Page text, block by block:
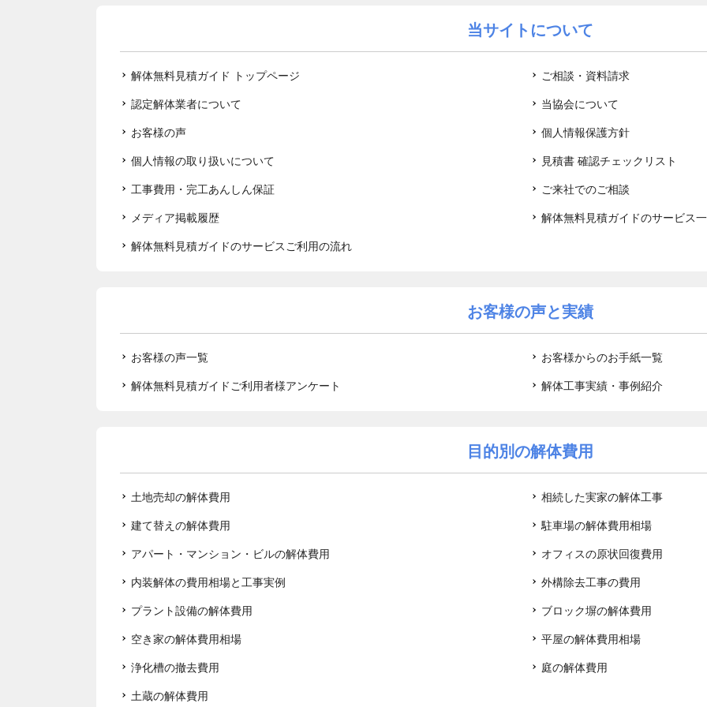
当サイトについて
解体無料見積ガイド トップページ ご相談・資料請求
認定解体業者について 当協会について
お客様の声 個人情報保護方針
個人情報の取り扱いについて 見積書 確認チェックリスト
工事費用・完工あんしん保証 ご来社でのご相談
メディア掲載履歴 解体無料見積ガイドのサービス
解体無料見積ガイドのサービスご利用の流れ
お客様の声と実績
お客様の声一覧 お客様からのお手紙一覧
解体無料見積ガイドご利用者様アンケート 解体工事実績・事例紹介
目的別の解体費用
土地売却の解体費用 相続した実家の解体工事
建て替えの解体費用 駐車場の解体費用相場
アパート・マンション・ビルの解体費用 オフィスの原状回復費用
内装解体の費用相場と工事実例 外構除去工事の費用
プラント設備の解体費用 ブロック塀の解体費用
空き家の解体費用相場 平屋の解体費用相場
浄化槽の撤去費用 庭の解体費用
土蔵の解体費用